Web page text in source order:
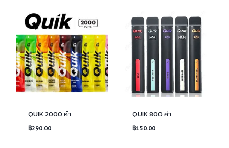
QUIK 2000 คำ
฿290.00
QUIK 800 คำ
฿150.00